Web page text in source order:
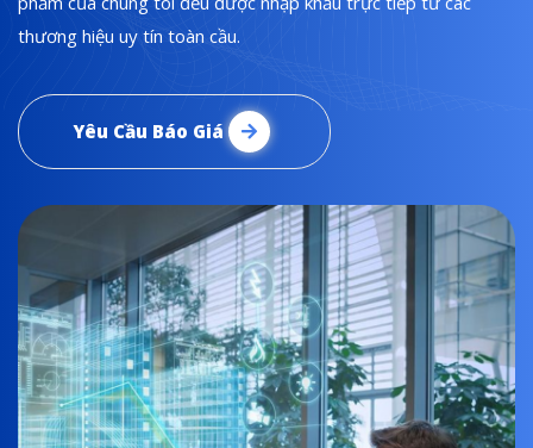
thương hiệu uy tín toàn cầu.
Yêu Cầu Báo Giá